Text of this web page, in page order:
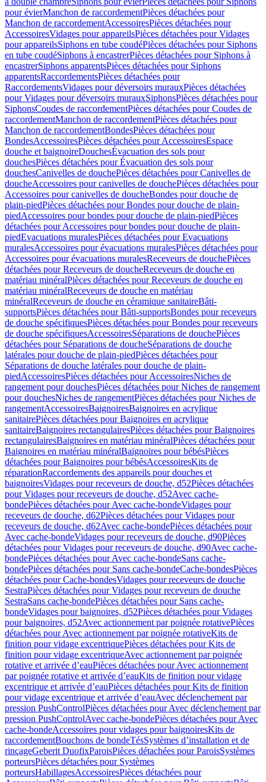
pour évierManchon de raccordementPièces détachées pour
Manchon de raccordementAccessoiresPièces détachées pour
AccessoiresVidages pour appareilsPièces détachées pour Vidages
pour appareilsSiphons en tube coudéPièces détachées pour Siphons
en tube coudéSiphons à encastrerPièces détachées pour Siphons à
encastrerSiphons apparentsPièces détachées pour Siphons
apparentsRaccordementsPièces détachées pour
RaccordementsVidages pour déversoirs murauxPièces détachées
pour Vidages pour déversoirs murauxSiphonsPièces détachées pour
SiphonsCoudes de raccordementPièces détachées pour Coudes de
raccordementManchon de raccordementPièces détachées pour
Manchon de raccordementBondesPièces détachées pour
BondesAccessoiresPièces détachées pour AccessoiresEspace
douche et baignoireDouchesÉvacuation des sols pour
douchesPièces détachées pour Évacuation des sols pour
douchesCanivelles de douchePièces détachées pour Canivelles de
doucheAccessoires pour canivelles de douchePièces détachées pour
Accessoires pour canivelles de doucheBondes pour douche de
plain-piedPièces détachées pour Bondes pour douche de plain-
piedAccessoires pour bondes pour douche de plain-piedPièces
détachées pour Accessoires pour bondes pour douche de plain-
piedEvacuations muralesPièces détachées pour Evacuations
muralesAccessoires pour évacuations muralesPièces détachées pour
Accessoires pour évacuations muralesReceveurs de douchePièces
détachées pour Receveurs de doucheReceveurs de douche en
matériau minéralPièces détachées pour Receveurs de douche en
matériau minéralReceveurs de douche en matériau
minéralReceveurs de douche en céramique sanitaireBâti-
supportsPièces détachées pour Bâti-supportsBondes pour receveurs
de douche spécifiquesPièces détachées pour Bondes pour receveurs
de douche spécifiquesAccessoiresSéparations de douchePièces
détachées pour Séparations de doucheSéparations de douche
latérales pour douche de plain-piedPièces détachées pour
Séparations de douche latérales pour douche de plain-
piedAccessoiresPièces détachées pour AccessoiresNiches de
rangement pour douchesPièces détachées pour Niches de rangement
pour douchesNiches de rangementPièces détachées pour Niches de
rangementAccessoiresBaignoiresBaignoires en acrylique
sanitairePièces détachées pour Baignoires en acrylique
sanitaireBaignoires rectangulairesPièces détachées pour Baignoires
rectangulairesBaignoires en matériau minéralPièces détachées pour
Baignoires en matériau minéralBaignoires pour bébésPièces
détachées pour Baignoires pour bébésAccessoiresKits de
réparationRaccordements des appareils pour douches et
baignoiresVidages pour receveurs de douche, d52Pièces détachées
pour Vidages pour receveurs de douche, d52Avec cache-
bondePièces détachées pour Avec cache-bondeVidages pour
receveurs de douche, d62Pièces détachées pour Vidages pour
receveurs de douche, d62Avec cache-bondePièces détachées pour
Avec cache-bondeVidages pour receveurs de douche, d90Pièces
détachées pour Vidages pour receveurs de douche, d90Avec cache-
bondePièces détachées pour Avec cache-bondeSans cache-
bondePièces détachées pour Sans cache-bondeCache-bondesPièces
détachées pour Cache-bondesVidages pour receveurs de douche
SestraPièces détachées pour Vidages pour receveurs de douche
SestraSans cache-bondePièces détachées pour Sans cache-
bondeVidages pour baignoires, d52Pièces détachées pour Vidages
pour baignoires, d52Avec actionnement par poignée rotativePièces
détachées pour Avec actionnement par poignée rotativeKits de
finition pour vidage excentriquePièces détachées pour Kits de
finition pour vidage excentriqueAvec actionnement par poignée
rotative et arrivée d’eauPièces détachées pour Avec actionnement
par poignée rotative et arrivée d’eauKits de finition pour vidage
excentrique et arrivée d’eauPièces détachées pour Kits de finition
pour vidage excentrique et arrivée d’eauAvec déclenchement par
pression PushControlPièces détachées pour Avec déclenchement par
pression PushControlAvec cache-bondePièces détachées pour Avec
cache-bondeAccessoires pour vidages pour baignoiresKits de
raccordementBouchons de bondeTésSystèmes d’installation et de
rinçageGeberit DuofixParoisPièces détachées pour ParoisSystèmes
porteursPièces détachées pour Systèmes
porteursHabillagesAccessoiresPièces détachées pour